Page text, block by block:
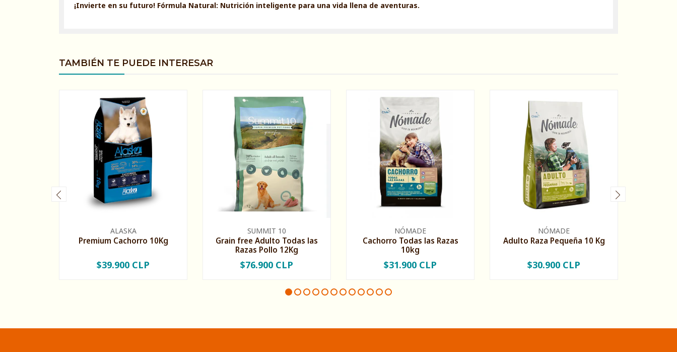
¡Invierte en su futuro! Fórmula Natural: Nutrición inteligente para una vida llena de aventuras.
TAMBIÉN TE PUEDE INTERESAR
ALASKA
Premium Cachorro 10Kg
+
$39.900 CLP
SUMMIT 10
Grain free Adulto Todas las
Razas Pollo 12Kg
+
$76.900 CLP
NÓMADE
Cachorro Todas las Razas
10kg
+
$31.900 CLP
NÓMADE
Adulto Raza Pequeña 10 Kg
+
$30.900 CLP